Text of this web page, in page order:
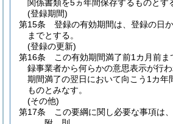
関係書類を5ヵ年間保存するものとす
(登録期間)
第15条
登録の有効期間は、登録の日
までとする。
(登録の更新)
第16条
この有効期間満了前1カ月前
録事業者から何らかの意思表示が行
期間満了の翌日において向こう1カ年
ものとみなす。
(その他)
第17条
この要綱に関し必要な事項は